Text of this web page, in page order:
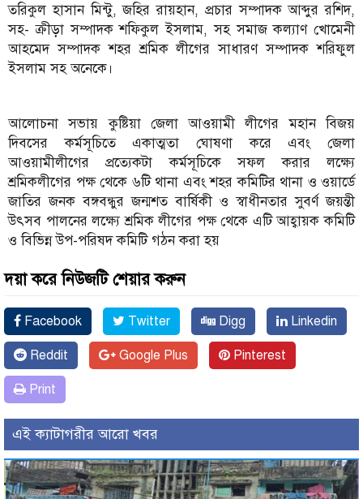
তরিকুল হাসান মিন্টু, জহির রায়হান, প্রচার সম্পাদক আব্দুর রশিদ,
সহ- ক্রীড়া সম্পাদক শফিকুল ইসলাম, সহ সমাজ কল্যাণ খোমেনী
আহমেদ সম্পাদক শহর শ্রমিক লীগের সাধারণ সম্পাদক শরিফুল
ইসলাম সহ অনেকে।
আলোচনা সভায় কুষ্টিয়া জেলা আওয়ামী লীগের মহান বিজয়
দিবসের কর্মসূচিতে একাত্মতা ঘোষণা করে এবং জেলা
আওয়ামীলীগের প্রত্যেকটা কর্মসূচিকে সফল করার লক্ষ্যে
শ্রমিকলীগের পক্ষ থেকে ৬টি থানা এবং শহর কমিটির থানা ও ওয়ার্ডে
জাতির জনক বঙ্গবন্ধুর জন্মশত বার্ষিকী ও স্বাধীনতার সুবর্ণ জয়ন্তী
উৎসব পালনের লক্ষ্যে শ্রমিক লীগের পক্ষ থেকে এটি আহ্বায়ক কমিটি
ও বিভিন্ন উপ-পরিষদ কমিটি গঠন করা হয়
দয়া করে নিউজটি শেয়ার করুন
Facebook Twitter Digg Linkedin
Reddit Google Plus Pinterest
Print
এই ক্যাটাগরীর আরো খবর